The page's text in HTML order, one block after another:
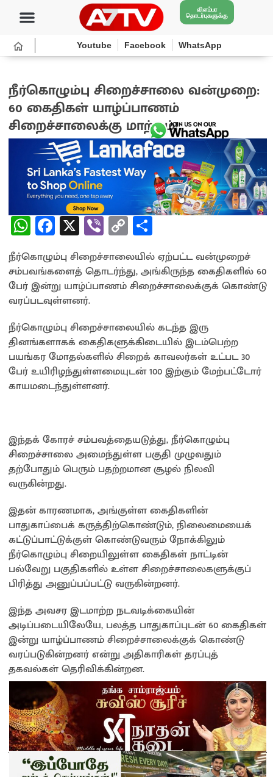
விளம்பர
தொடர்புகளுக்கு
Youtube Facebook WhatsApp
நீர்கொழும்பு சிறைச்சாலை வன்முறை:
60 கைதிகள் யாழ்ப்பாணம்
சிறைச்சாலைக்கு மாற்றம்!
1 month ago
W
h
at
sA
p
p
Fa
ce
b
o
o
k
X Vi
b
er
C
o
py
Li
k
S
ar
e
நீர்கொழும்பு சிறைச்சாலையில் ஏற்பட்ட வன்முறைச்
சம்பவங்களைத் தொடர்ந்து, அங்கிருந்த கைதிகளில் 60
பேர் இன்று யாழ்ப்பாணம் சிறைச்சாலைக்குக் கொண்டு
வரப்படவுள்ளனர்.
நீர்கொழும்பு சிறைச்சாலையில் கடந்த இரு
தினங்களாகக் கைதிகளுக்கிடையில் இடம்பெற்ற
பயங்கர மோதல்களில் சிறைக் காவலர்கள் உட்பட 30
பேர் உயிரிழந்துள்ளமையுடன் 100 இற்கும் மேற்பட்டோர்
காயமடைந்துள்ளனர்.
இந்தக் கோரச் சம்பவத்தையடுத்து, நீர்கொழும்பு
சிறைச்சாலை அமைந்துள்ள பகுதி முழுவதும்
தற்போதும் பெரும் பதற்றமான சூழல் நிலவி
வருகின்றது.
இதன் காரணமாக, அங்குள்ள கைதிகளின்
பாதுகாப்பைக் கருத்திற்கொண்டும், நிலைமையைக்
கட்டுப்பாட்டுக்குள் கொண்டுவரும் நோக்கிலும்
நீர்கொழும்பு சிறையிலுள்ள கைதிகள் நாட்டின்
பல்வேறு பகுதிகளில் உள்ள சிறைச்சாலைகளுக்குப்
பிரித்து அனுப்பப்பட்டு வருகின்றனர்.
இந்த அவசர இடமாற்ற நடவடிக்கையின்
அடிப்படையிலேயே, பலத்த பாதுகாப்புடன் 60 கைதிகள்
இன்று யாழ்ப்பாணம் சிறைச்சாலைக்குக் கொண்டு
வரப்படுகின்றனர் என்று அதிகாரிகள் தரப்புத்
தகவல்கள் தெரிவிக்கின்றன.